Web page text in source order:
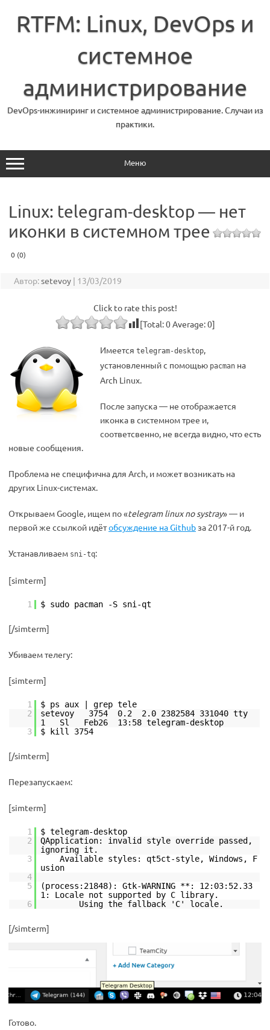
содержимому
RTFM: Linux, DevOps и
системное
администрирование
DevOps-инжиниринг и системное администрирование. Случаи из
практики.
Меню
Linux: telegram-desktop — нет
иконки в системном трее
0 (0)
Автор:setevoy | 13/03/2019
Click to rate this post!
[Total:0Average:0]
Имеется telegram-desktop,
установленный с помощью pacman на
Arch Linux.
После запуска — не отображается
иконка в системном трее и,
соответсвенно, не всегда видно, что есть
новые сообщения.
Проблема не специфична для Arch, и может возникать на
других Linux-системах.
Открываем Google, ищем по «telegram linux no systray» — и
первой же ссылкой идётобсуждение на Github за 2017-й год.
Устанавливаем sni-tq:
[simterm]
1 $ sudo pacman -S sni-qt
[/simterm]
Убиваем телегу:
[simterm]
1
$ ps aux | grep tele
2
setevoy 3754 0.2 2.0 2382584 331040 tty
1 Sl Feb26 13:58 telegram-desktop
3
$ kill 3754
[/simterm]
Перезапускаем:
[simterm]
1
$ telegram-desktop
2
QApplication: invalid style override passed,
ignoring it.
3
Available styles: qt5ct-style, Windows, F
usion
4
5
(process:21848): Gtk-WARNING **: 12:03:52.33
1: Locale not supported by C library.
6
Using the fallback 'C' locale.
[/simterm]
Готово.